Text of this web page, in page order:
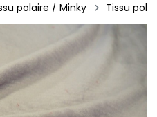
polaire / Minky Tissu